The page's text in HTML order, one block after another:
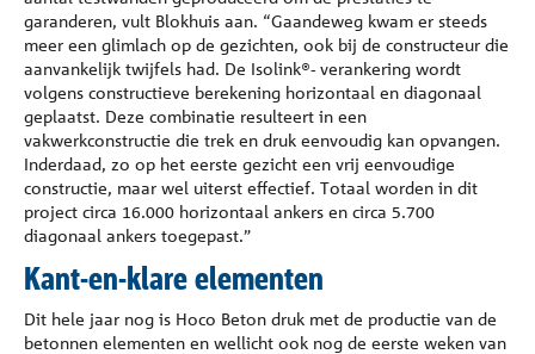
garanderen, vult Blokhuis aan. “Gaandeweg kwam er steeds
meer een glimlach op de gezichten, ook bij de constructeur die
aanvankelijk twijfels had. De Isolink®- verankering wordt
volgens constructieve berekening horizontaal en diagonaal
geplaatst. Deze combinatie resulteert in een
vakwerkconstructie die trek en druk eenvoudig kan opvangen.
Inderdaad, zo op het eerste gezicht een vrij eenvoudige
constructie, maar wel uiterst effectief. Totaal worden in dit
project circa 16.000 horizontaal ankers en circa 5.700
diagonaal ankers toegepast.”
Kant-en-klare elementen
Dit hele jaar nog is Hoco Beton druk met de productie van de
betonnen elementen en wellicht ook nog de eerste weken van